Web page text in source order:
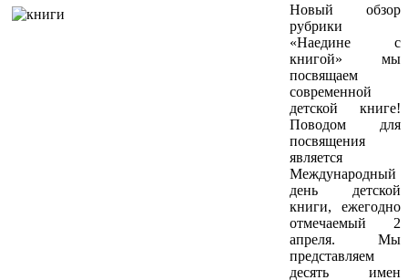
Новый обзор
рубрики
«Наедине с
книгой» мы
посвящаем
современной
детской книге!
Поводом для
посвящения
является
Международный
день детской
книги, ежегодно
отмечаемый 2
апреля. Мы
представляем
десять имен